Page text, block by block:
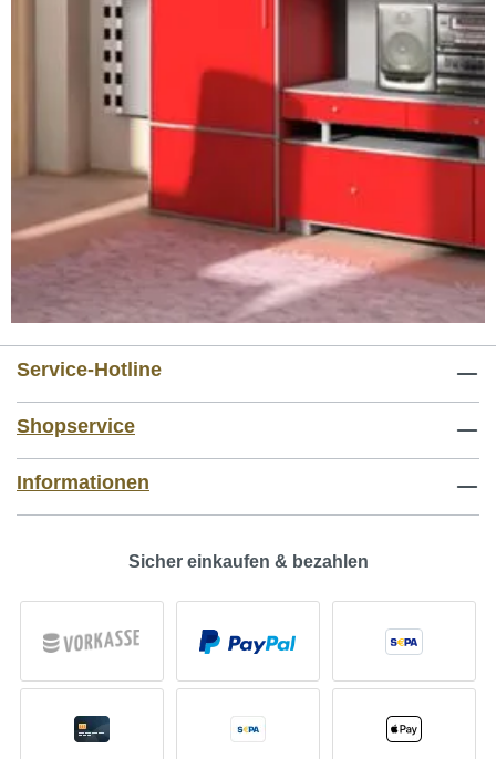
Service-Hotline
Shopservice
Informationen
Sicher einkaufen & bezahlen